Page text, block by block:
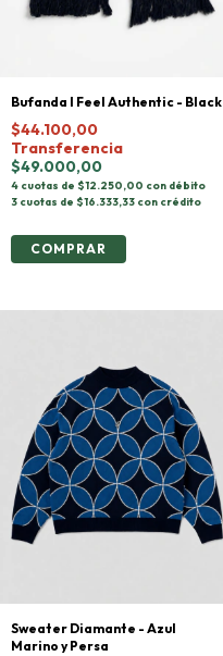
Bufanda I Feel Authentic - Black
$44.100,00
Transferencia
$49.000,00
4 cuotas de $12.250,00 con débito
3 cuotas de $16.333,33 con crédito
Sweater Diamante - Azul
Marino y Persa